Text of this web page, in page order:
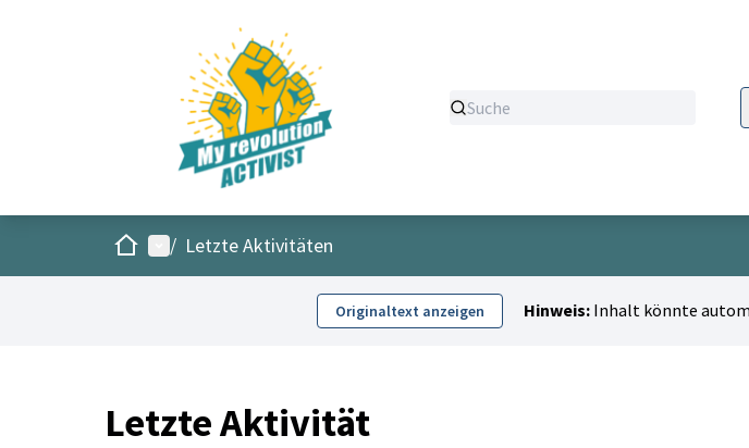
StartHauptmenü
/ Letzte Aktivitäten
Originaltext anzeigen Hinweis: Inhalt könnte
Letzte Aktivität